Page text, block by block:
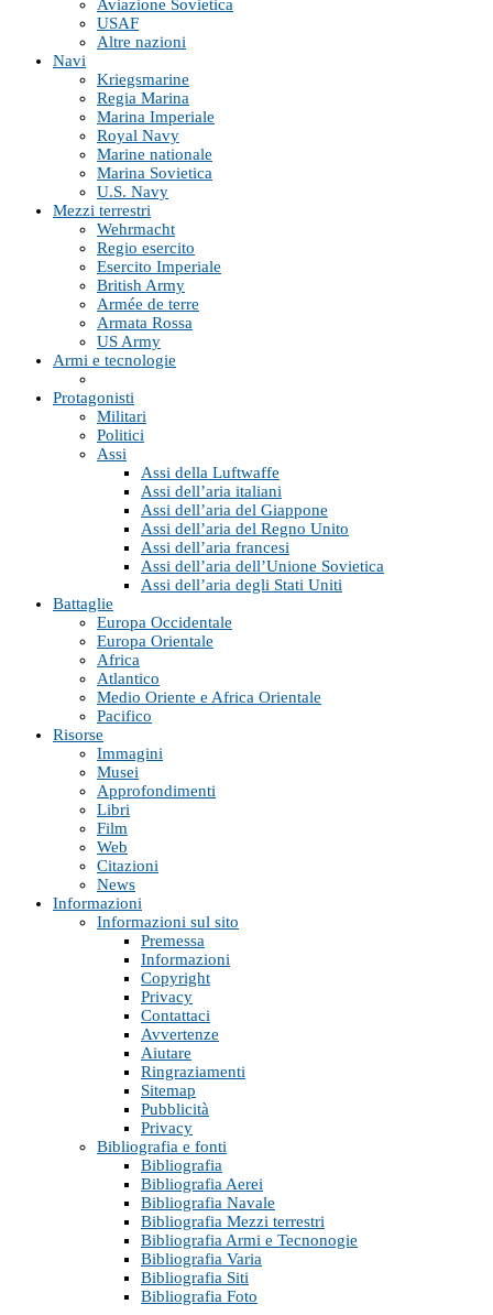
Aviazione Sovietica
USAF
Altre nazioni
Navi
Kriegsmarine
Regia Marina
Marina Imperiale
Royal Navy
Marine nationale
Marina Sovietica
U.S. Navy
Mezzi terrestri
Wehrmacht
Regio esercito
Esercito Imperiale
British Army
Armée de terre
Armata Rossa
US Army
Armi e tecnologie
Protagonisti
Militari
Politici
Assi
Assi della Luftwaffe
Assi dell’aria italiani
Assi dell’aria del Giappone
Assi dell’aria del Regno Unito
Assi dell’aria francesi
Assi dell’aria dell’Unione Sovietica
Assi dell’aria degli Stati Uniti
Battaglie
Europa Occidentale
Europa Orientale
Africa
Atlantico
Medio Oriente e Africa Orientale
Pacifico
Risorse
Immagini
Musei
Approfondimenti
Libri
Film
Web
Citazioni
News
Informazioni
Informazioni sul sito
Premessa
Informazioni
Copyright
Privacy
Contattaci
Avvertenze
Aiutare
Ringraziamenti
Sitemap
Pubblicità
Privacy
Bibliografia e fonti
Bibliografia
Bibliografia Aerei
Bibliografia Navale
Bibliografia Mezzi terrestri
Bibliografia Armi e Tecnonogie
Bibliografia Varia
Bibliografia Siti
Bibliografia Foto